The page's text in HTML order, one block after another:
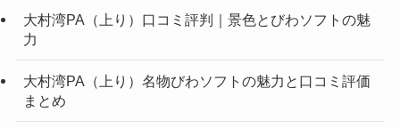
大村湾PA（上り）口コミ評判｜景色とびわソフトの魅
力
大村湾PA（上り）名物びわソフトの魅力と口コミ評価
まとめ